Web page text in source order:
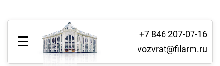
+7 846 207-07-16
vozvrat@filarm.ru